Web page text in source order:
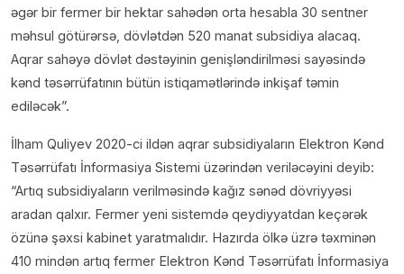
əgər bir fermer bir hektar sahədən orta hesabla 30 sentner
məhsul götürərsə, dövlətdən 520 manat subsidiya alacaq.
Aqrar sahəyə dövlət dəstəyinin genişləndirilməsi sayəsində
kənd təsərrüfatının bütün istiqamətlərində inkişaf təmin
ediləcək”.
İlham Quliyev 2020-ci ildən aqrar subsidiyaların Elektron Kənd
Təsərrüfatı İnformasiya Sistemi üzərindən veriləcəyini deyib:
“Artıq subsidiyaların verilməsində kağız sənəd dövriyyəsi
aradan qalxır. Fermer yeni sistemdə qeydiyyatdan keçərək
özünə şəxsi kabinet yaratmalıdır. Hazırda ölkə üzrə təxminən
410 mindən artıq fermer Elektron Kənd Təsərrüfatı İnformasiya